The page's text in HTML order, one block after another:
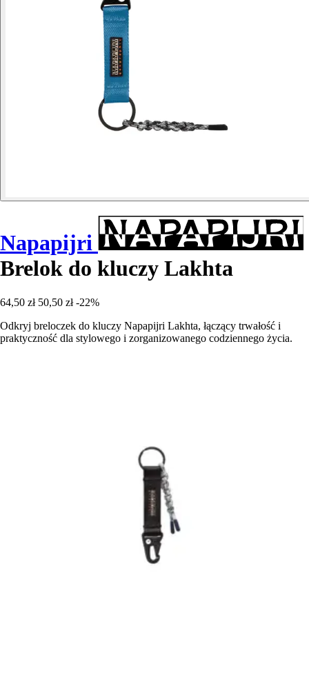
Napapijri
Brelok do kluczy Lakhta
64,50 zł 50,50 zł -22%
Odkryj breloczek do kluczy Napapijri Lakhta, łączący trwałość i
praktyczność dla stylowego i zorganizowanego codziennego życia.